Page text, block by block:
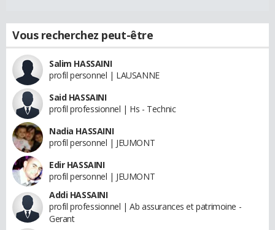
Vous recherchez peut-être
Salim HASSAINI
profil personnel | LAUSANNE
Said HASSAINI
profil professionnel | Hs - Technic
Nadia HASSAINI
profil personnel | JEUMONT
Edir HASSAINI
profil personnel | JEUMONT
Addi HASSAINI
profil professionnel | Ab assurances et patrimoine -
Gerant